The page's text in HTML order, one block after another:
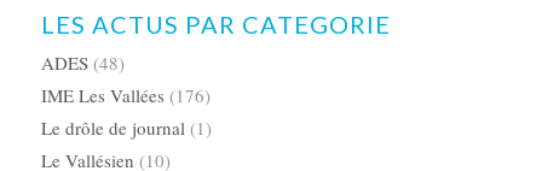
LES ACTUS PAR CATEGORIE
ADES(48)
IME Les Vallées (176)
Le drôle de journal(1)
Le Vallésien (10)